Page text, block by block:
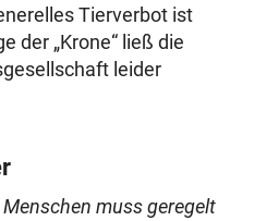
Tierverbot ist
der „Krone“ ließ die
leider
muss geregelt